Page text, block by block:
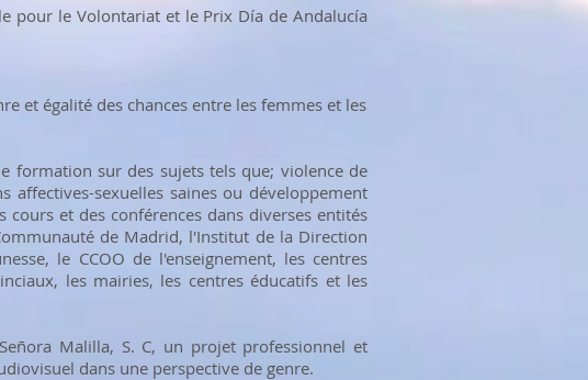
pour le Volontariat et le Prix Día de Andalucía
et égalité des chances entre les femmes et les
formation sur des sujets tels que; violence de
affectives-sexuelles saines ou développement
et des conférences dans diverses entités
de Madrid, l'Institut de la Direction
le CCOO de l'enseignement, les centres
les mairies, les centres éducatifs et les
Malilla, S. C, un projet professionnel et
dans une perspective de genre.